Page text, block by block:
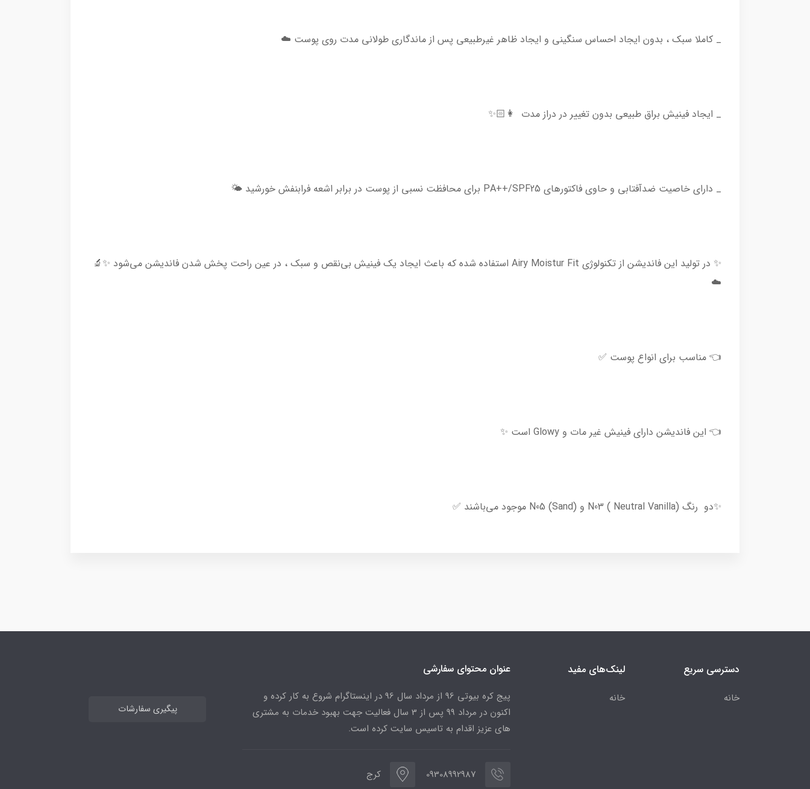
_ کاملا سبک ، بدون ایجاد احساس سنگینی و ایجاد ظاهر غیرطبیعی پس از ماندگاری طولانی مدت روی پوست ☁️
_ ایجاد فینیش براق طبیعی بدون تغيير در دراز مدت 👩🏻✨
_ دارای خاصیت ضدآفتابی و حاوی فاکتورهای PA++/SPF25 برای محافظت نسبی از پوست در برابر اشعه فرابنفش خورشید 🌤
✨ در تولید این فاندیشن از تکنولوژی Airy Moistur Fit استفاده شده که باعث ایجاد یک فینیش بی‌نقص و سبک ، در عین راحت پخش شدن فاندیشن می‌شود ✨🔬
☁️
👈 مناسب برای انواع پوست ✅
👈 این فاندیشن دارای فینیش غیر مات و Glowy است ✨
✨دو رنگ (Neutral Vanilla ) N03 و (Sand) N05 موجود می‌باشند ✅
دسترسی سریع
خانه
لینک‌های مفید
خانه
عنوان محتوای سفارشی
پیج کره بیوتی 96 از مرداد سال 96 در اینستاگرام شروع به کار کرده و
اکنون در مرداد 99 پس از 3 سال فعالیت جهت بهبود خدمات به مشتری
های عزیز اقدام به تاسیس سایت کرده است.
09308992987 کرج
پیگیری سفارشات